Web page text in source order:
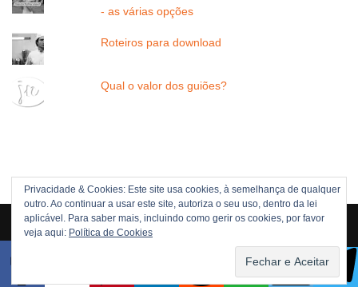
- as várias opções
Roteiros para download
Qual o valor dos guiões?
Privacidade & Cookies: Este site usa cookies, à semelhança de qualquer
outro. Ao continuar a usar este site, autoriza o seu uso, dentro da lei
aplicável. Para saber mais, incluindo como gerir os cookies, por favor
veja aqui: Política de Cookies
Direitos Reservados © 2005 -[current_year] JOÃO NUNES
POLÍTICA DE PRIVACIDADE
WordPress